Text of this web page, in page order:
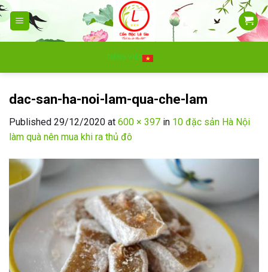
Skip
to
TIẾNG VIỆT
dac-san-ha-noi-lam-qua-che-lam
Published 29/12/2020 at 600 × 397 in 10 đặc sản Hà Nội
làm quà nên mua khi ra thủ đô